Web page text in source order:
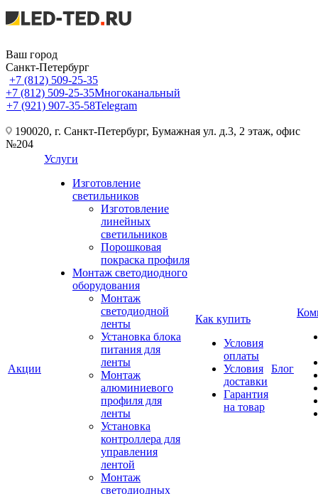
Ваш город
Санкт-Петербург
+7 (812) 509-25-35
+7 (812) 509-25-35Многоканальный
+7 (921) 907-35-58Telegram
190020, г. Санкт-Петербург, Бумажная ул. д.3, 2 этаж, офис
№204
Акции
Услуги
Изготовление
светильников
Изготовление
линейных
светильников
Порошковая
покраска профиля
Монтаж светодиодного
оборудования
Монтаж
светодиодной
ленты
Установка блока
питания для
ленты
Монтаж
алюминиевого
профиля для
ленты
Установка
контроллера для
управления
лентой
Монтаж
светодиодных
Как купить
Условия
оплаты
Условия
доставки
Гарантия
на товар
Блог